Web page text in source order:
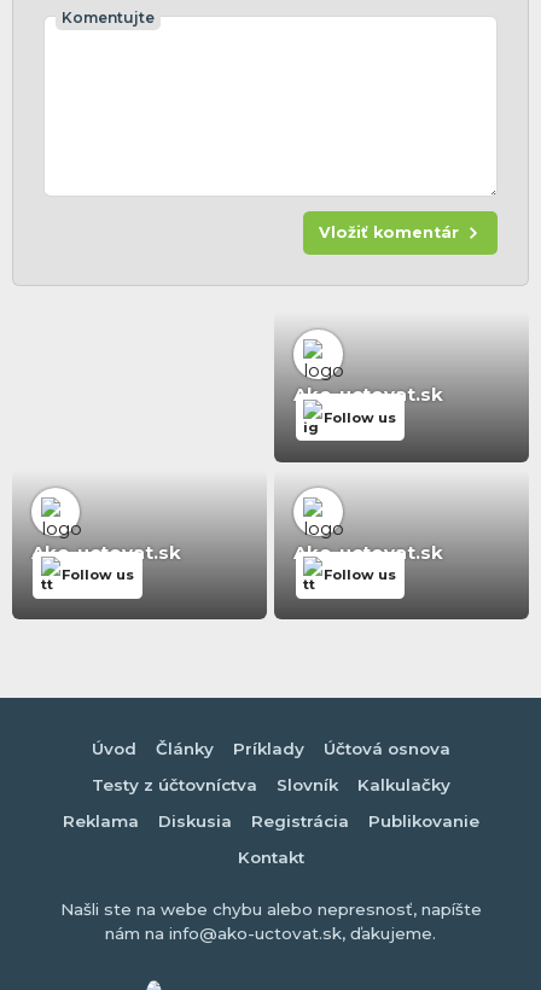
Komentujte
Vložiť komentár
Ako-uctovat.sk
Follow us
Ako-uctovat.sk
Follow us
Ako-uctovat.sk
Follow us
Úvod Články Príklady
Účtová osnova
Testy z účtovníctva
Slovník
Kalkulačky
Reklama
Diskusia Registrácia
Publikovanie
Kontakt
Našli ste na webe chybu alebo nepresnosť, napíšte
nám na info@ako-uctovat.sk, ďakujeme.